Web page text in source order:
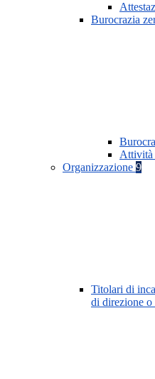
Burocrazia
Attività
Organizzazione 9
Titolari di
di direzione